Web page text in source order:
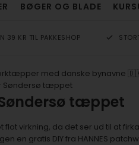
BØGER OG BLADE
39 KR TIL PAKKESHOP
med danske bynavne
Søndersø tæppet
tæppet
virkning, da det ser ud til at
en gratis DIY fra HANNES